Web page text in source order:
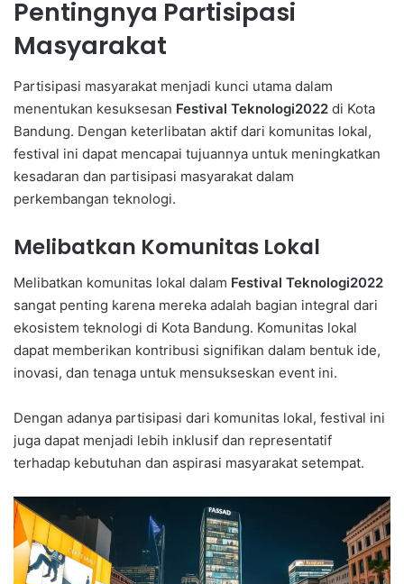
Pentingnya Partisipasi
Masyarakat
Partisipasi masyarakat menjadi kunci utama dalam
menentukan kesuksesan Festival Teknologi2022 di Kota
Bandung. Dengan keterlibatan aktif dari komunitas lokal,
festival ini dapat mencapai tujuannya untuk meningkatkan
kesadaran dan partisipasi masyarakat dalam
perkembangan teknologi.
Melibatkan Komunitas Lokal
Melibatkan komunitas lokal dalam Festival Teknologi2022
sangat penting karena mereka adalah bagian integral dari
ekosistem teknologi di Kota Bandung. Komunitas lokal
dapat memberikan kontribusi signifikan dalam bentuk ide,
inovasi, dan tenaga untuk mensukseskan event ini.
Dengan adanya partisipasi dari komunitas lokal, festival ini
juga dapat menjadi lebih inklusif dan representatif
terhadap kebutuhan dan aspirasi masyarakat setempat.